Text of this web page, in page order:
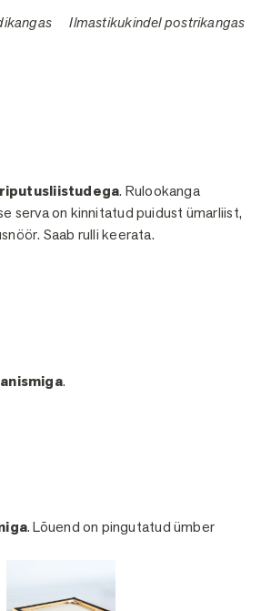
Ilmastikukindel postrikangas
. Rulookanga
serva on kinnitatud puidust ümarliist,
Saab rulli keerata.
.
. Lõuend on pingutatud ümber